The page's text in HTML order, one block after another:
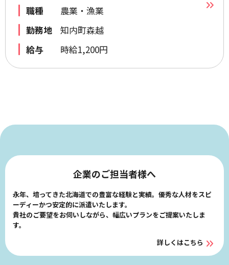
職種
農業・漁業
勤務地
知内町森越
給与
時給1,200円
企業のご担当者様へ
永年、培ってきた北海道での豊富な経験と実績。優秀な人材をスピ
ーディーかつ安定的に派遣いたします。
貴社のご要望をお伺いしながら、幅広いプランをご提案いたしま
す。
詳しくはこちら